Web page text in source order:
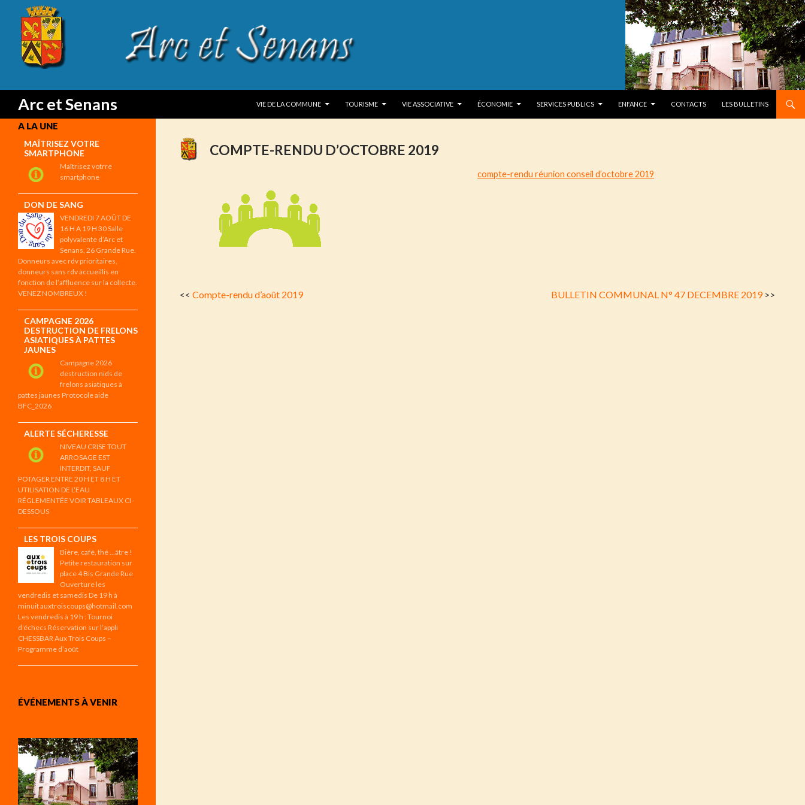
Arc et Senans
Search
VIE DE LA COMMUNE
TOURISME VIE ASSOCIATIVE ÉCONOMIE SERVICES PUBLICS ENFANCE CONTACTS LES BULLETINS
COMPTE-RENDU D’OCTOBRE 2019
compte-rendu réunion conseil d’octobre 2019
<< Compte-rendu d’août 2019 BULLETIN COMMUNAL N° 47 DECEMBRE 2019>>
A LA UNE
MAÎTRISEZ VOTRE
SMARTPHONE
Maîtrisez votrre
smartphone
DON DE SANG
VENDREDI 7 AOÛT DE
16 H A 19 H 30 Salle
polyvalente d’Arc et
Senans, 26 Grande Rue.
Donneurs avec rdv prioritaires,
donneurs sans rdv accueillis en
fonction de l’affluence sur la collecte.
VENEZ NOMBREUX !
CAMPAGNE 2026
DESTRUCTION DE FRELONS
ASIATIQUES À PATTES
JAUNES
Campagne 2026
destruction nids de
frelons asiatiques à
pattes jaunes Protocole aide
BFC_2026
ALERTE SÉCHERESSE
NIVEAU CRISE TOUT
ARROSAGE EST
INTERDIT, SAUF
POTAGER ENTRE 20 H ET 8 H ET
UTILISATION DE L’EAU
RÉGLEMENTÉE VOIR TABLEAUX CI-
DESSOUS
LES TROIS COUPS
Bière, café, thé …âtre !
Petite restauration sur
place 4 Bis Grande Rue
Ouverture les
vendredis et samedis De 19 h à
minuit auxtroiscoups@hotmail.com
Les vendredis à 19 h : Tournoi
d’échecs Réservation sur l’appli
CHESSBAR Aux Trois Coups –
Programme d’août
ÉVÉNEMENTS À VENIR